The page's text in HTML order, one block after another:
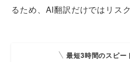
るため、AI翻訳だけではリス
最短3時間のスピー